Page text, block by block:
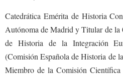
Catedrática Emérita de Historia
Autónoma de Madrid y Titular de
de Historia de la Integración
(Comisión Española de Historia de
Miembro de la Comisión